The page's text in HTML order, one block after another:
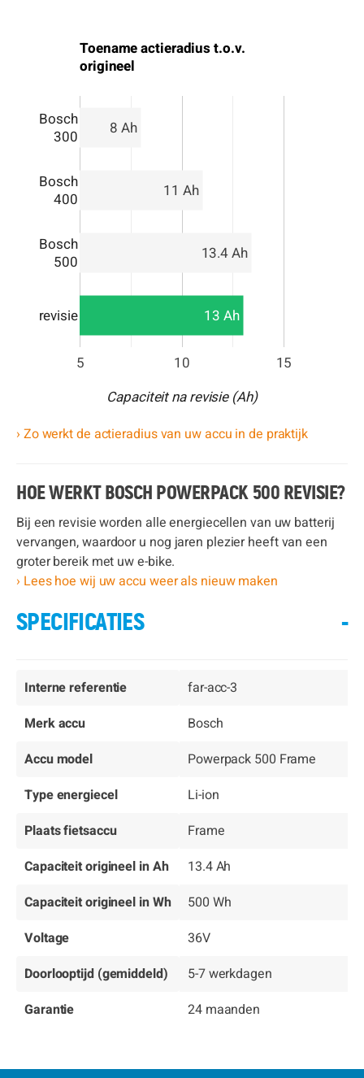
Toename actieradius t.o.v.
origineel
5 10 15
Bosch
300
Bosch
400
Bosch
500
revisie
8 Ah
11 Ah
13.4 Ah
13 Ah
Capaciteit na revisie (Ah)
› Zo werkt de actieradius van uw accu in de praktijk
HOE WERKT BOSCH POWERPACK 500 REVISIE?
Bij een revisie worden alle energiecellen van uw batterij
vervangen, waardoor u nog jaren plezier heeft van een
groter bereik met uw e-bike.
› Lees hoe wij uw accu weer als nieuw maken
SPECIFICATIES -
Interne referentie
far-acc-3
Merk accu
Bosch
Accu model
Powerpack 500 Frame
Type energiecel
Li-ion
Plaats fietsaccu
Frame
Capaciteit origineel in Ah
13.4 Ah
Capaciteit origineel in Wh
500 Wh
Voltage
36V
Doorlooptijd (gemiddeld)
5-7 werkdagen
Garantie
24 maanden